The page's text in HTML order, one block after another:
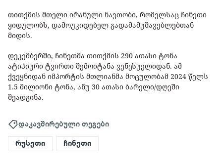
თითქმის მთელი ირანული ნავთობი, რომელსაც ჩინეთი
ყიდულობს, დამოუკიდებელ გადამამუშავებლებთან
მიდის.
დეკემბერში, ჩინეთმა თითქმის 290 ათასი ტონა
ატიპიური ტვირთი შემოიტანა ვენესუელიდან. ამ
ქვეყნიდან იმპორტის მთლიანმა მოცულობამ 2024 წელს
1.5 მილიონი ტონა, ანუ 30 ათასი ბარელი/დღეში
შეადგინა.
დაკავშირებული თეგები
რუსეთი ჩინეთი